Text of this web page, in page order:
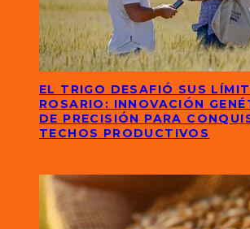
EL TRIGO DESAFIÓ SUS
ROSARIO: INNOVACIÓN
DE PRECISIÓN PARA
TECHOS PRODUCTIVOS